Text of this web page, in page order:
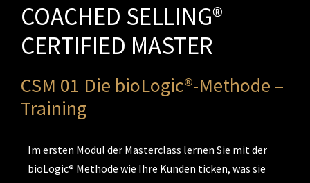
COACHED SELLING®
CERTIFIED MASTER
CSM 01 Die bioLogic®-Methode –
Training
Im ersten Modul der Masterclass lernen Sie mit der
bioLogic® Methode wie Ihre Kunden ticken, was sie